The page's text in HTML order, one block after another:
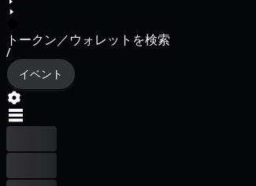
トークン／ウォレットを検索
/
イベント